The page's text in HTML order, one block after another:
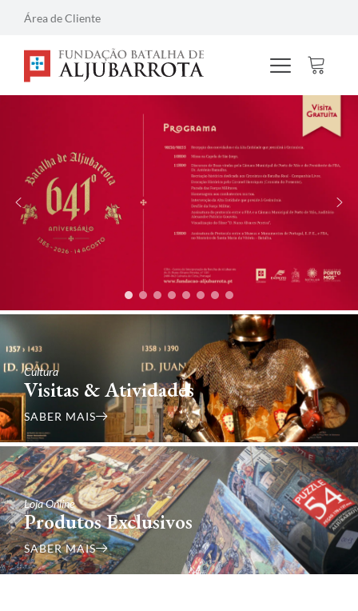
Área de Cliente
Cultura
Visitas & Atividades
SABER MAIS
Loja Online
Produtos Exclusivos
SABER MAIS